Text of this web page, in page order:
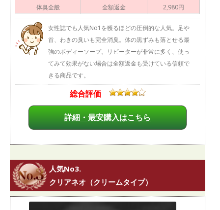
体臭全般
全額返金
2,980円
女性誌でも人気No1を獲るほどの圧倒的な人気。足や
首、わきの臭いも完全消臭。体の黒ずみも落とせる最
強のボディーソープ。リピーターが非常に多く、使っ
てみて効果がない場合は全額返金も受けている信頼で
きる商品です。
総合評価
詳細・最安購入はこちら
人気No3.
クリアネオ（クリームタイプ）